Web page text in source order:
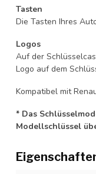
Tasten
Die Tasten Ihres
Logos
Auf der
Logo auf dem
Kompatibel mit
* Das
Modellschlüssel